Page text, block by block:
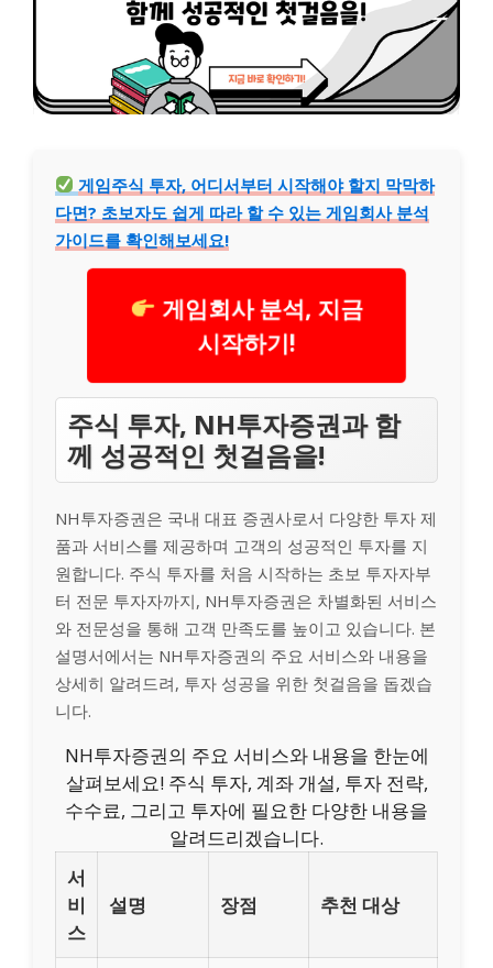
게임주식 투자, 어디서부터 시작해야 할지 막막하
다면? 초보자도 쉽게 따라 할 수 있는 게임회사 분석
가이드를 확인해보세요!
게임회사 분석, 지금
시작하기!
주식 투자, NH투자증권과 함
께 성공적인 첫걸음을!
NH투자증권은 국내 대표 증권사로서 다양한 투자 제
품과 서비스를 제공하며 고객의 성공적인 투자를 지
원합니다. 주식 투자를 처음 시작하는 초보 투자자부
터 전문 투자자까지, NH투자증권은 차별화된 서비스
와 전문성을 통해 고객 만족도를 높이고 있습니다. 본
설명서에서는 NH투자증권의 주요 서비스와 내용을
상세히 알려드려, 투자 성공을 위한 첫걸음을 돕겠습
니다.
NH투자증권의 주요 서비스와 내용을 한눈에
살펴보세요! 주식 투자, 계좌 개설, 투자 전략,
수수료, 그리고 투자에 필요한 다양한 내용을
알려드리겠습니다.
서
비
스
설명 장점 추천 대상